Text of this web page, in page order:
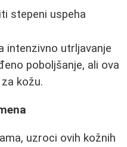
stepeni uspeha
intenzivno utrljavanje
poboljšanje, ali ova
kožu.
uzroci ovih kožnih